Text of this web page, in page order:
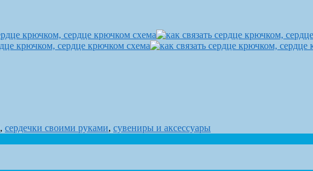
, сердечки своими руками, сувениры и аксессуары